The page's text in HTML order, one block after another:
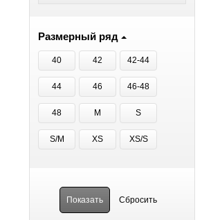
Размерный ряд
40 42 42-44
44 46 46-48
48 M S
S/M XS XS/S